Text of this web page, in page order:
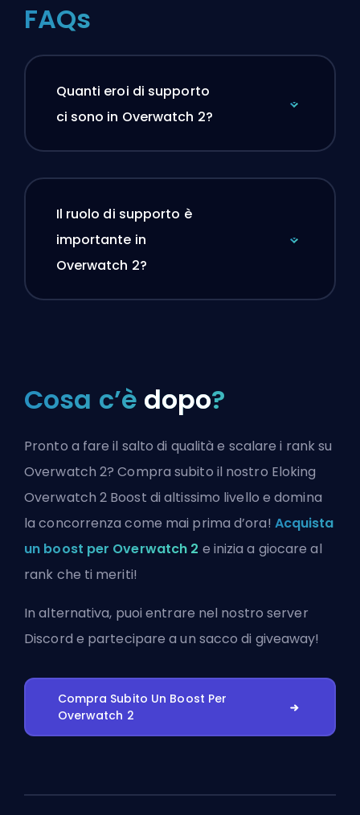
FAQs
Quanti eroi di supporto
ci sono in Overwatch 2?
Il ruolo di supporto è
importante in
Overwatch 2?
Cosa c’è dopo?
Pronto a fare il salto di qualità e scalare i rank su
Overwatch 2? Compra subito il nostro Eloking
Overwatch 2 Boost di altissimo livello e domina
la concorrenza come mai prima d’ora! Acquista
un boost per Overwatch 2 e inizia a giocare al
rank che ti meriti!
In alternativa, puoientrare nel nostro server
Discord e partecipare a un sacco di giveaway!
Compra Subito Un Boost Per
Overwatch 2